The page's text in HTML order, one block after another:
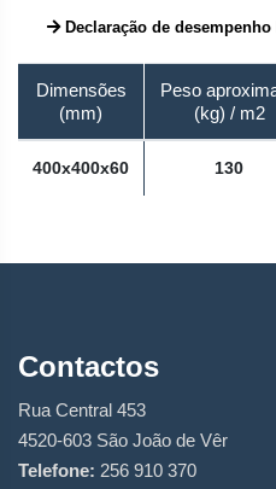
Declaração de desempenho
Dimensões
(mm)
Peso
(kg) / m2
400x400x60 130
Contactos
Rua Central 453
4520-603 São João de Vêr
Telefone: 256 910 370